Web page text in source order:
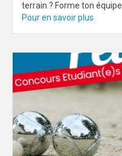
terrain ? Forme ton
Pour en savoir plus